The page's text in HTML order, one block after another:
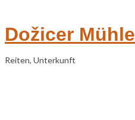
Dožicer Mühle
Reiten, Unterkunft